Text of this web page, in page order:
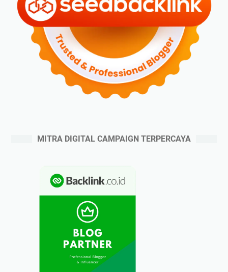
MITRA DIGITAL CAMPAIGN TERPERCAYA